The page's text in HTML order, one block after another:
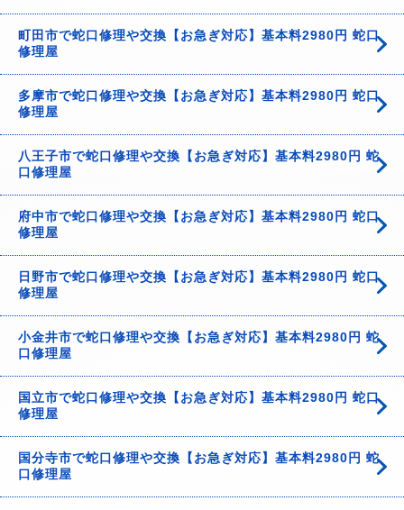
町田市で蛇口修理や交換【お急ぎ対応】基本料2980円 蛇口
修理屋
多摩市で蛇口修理や交換【お急ぎ対応】基本料2980円 蛇口
修理屋
八王子市で蛇口修理や交換【お急ぎ対応】基本料2980円 蛇
口修理屋
府中市で蛇口修理や交換【お急ぎ対応】基本料2980円 蛇口
修理屋
日野市で蛇口修理や交換【お急ぎ対応】基本料2980円 蛇口
修理屋
小金井市で蛇口修理や交換【お急ぎ対応】基本料2980円 蛇
口修理屋
国立市で蛇口修理や交換【お急ぎ対応】基本料2980円 蛇口
修理屋
国分寺市で蛇口修理や交換【お急ぎ対応】基本料2980円 蛇
口修理屋